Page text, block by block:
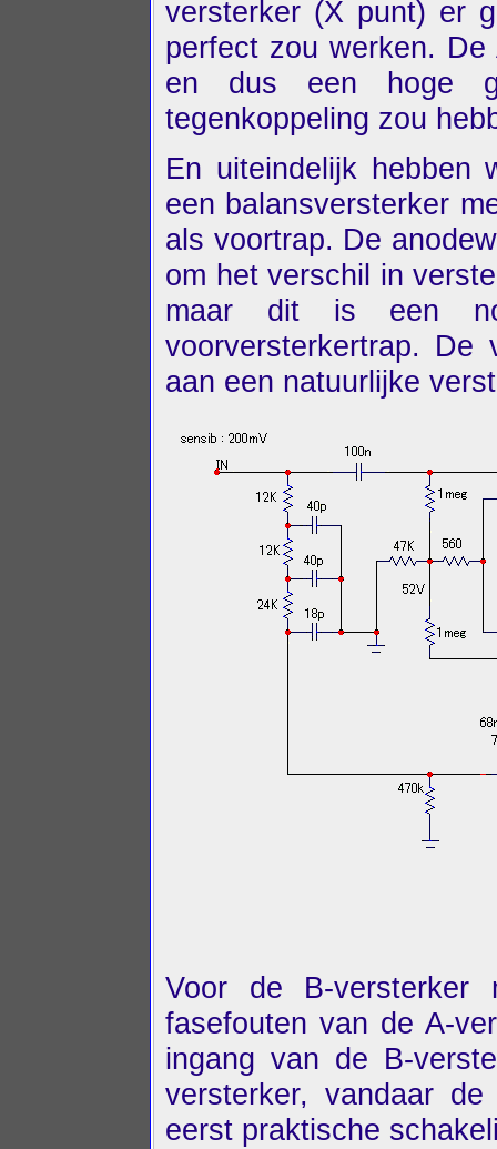
versterker (X punt) er
perfect zou werken.
en dus een hoge
tegenkoppeling zou
En uiteindelijk hebben
een balansversterker
als voortrap. De
om het verschil in
maar dit is een
voorversterkertrap. De
aan een natuurlijke
Voor de B-
fasefouten van de A-
ingang van de B-
versterker, vandaar
eerst praktische